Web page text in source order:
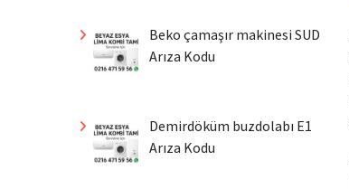
Beko çamaşır makinesi SUD
Arıza Kodu
Demirdöküm buzdolabı E1
Arıza Kodu